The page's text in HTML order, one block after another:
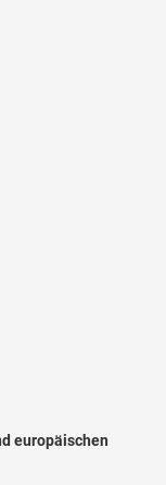
europäischen